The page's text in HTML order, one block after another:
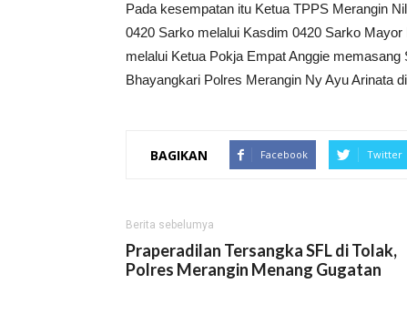
Pada kesempatan itu Ketua TPPS Merangin
0420 Sarko melalui Kasdim 0420 Sarko
melalui Ketua Pokja Empat Anggie
Bhayangkari Polres Merangin Ny Ayu Arinata
BAGIKAN Facebook Twitter
Berita sebelumya
Praperadilan Tersangka SFL di Tolak,
Polres Merangin Menang Gugatan